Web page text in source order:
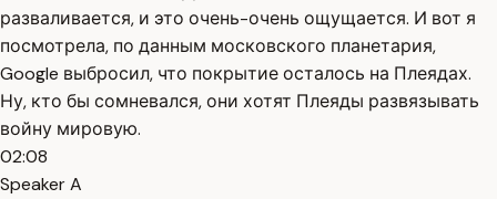
разваливается, и это очень-очень ощущается. И вот я
посмотрела, по данным московского планетария,
Google выбросил, что покрытие осталось на Плеядах.
Ну, кто бы сомневался, они хотят Плеяды развязывать
войну мировую.
02:08
Speaker A